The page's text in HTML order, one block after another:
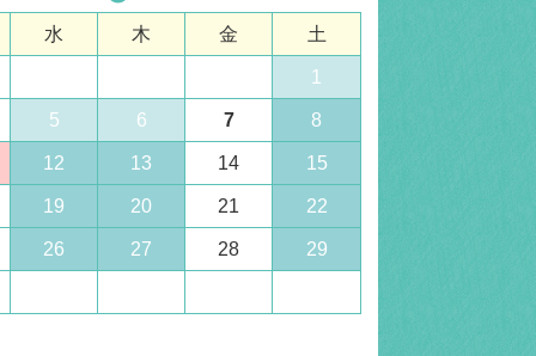
水 木 金 土
1
5 6 7 8
12 13 14 15
19 20 21 22
26 27 28 29